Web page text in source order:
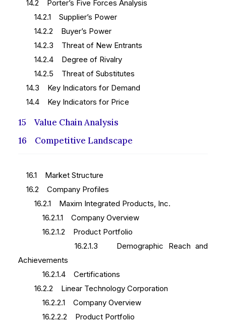
14.2 Porter’s Five Forces Analysis
14.2.1 Supplier’s Power
14.2.2 Buyer’s Power
14.2.3 Threat of New Entrants
14.2.4 Degree of Rivalry
14.2.5 Threat of Substitutes
14.3 Key Indicators for Demand
14.4 Key Indicators for Price
15 Value Chain Analysis
16 Competitive Landscape
16.1 Market Structure
16.2 Company Profiles
16.2.1 Maxim Integrated Products, Inc.
16.2.1.1 Company Overview
16.2.1.2 Product Portfolio
16.2.1.3 Demographic Reach and
Achievements
16.2.1.4 Certifications
16.2.2 Linear Technology Corporation
16.2.2.1 Company Overview
16.2.2.2 Product Portfolio